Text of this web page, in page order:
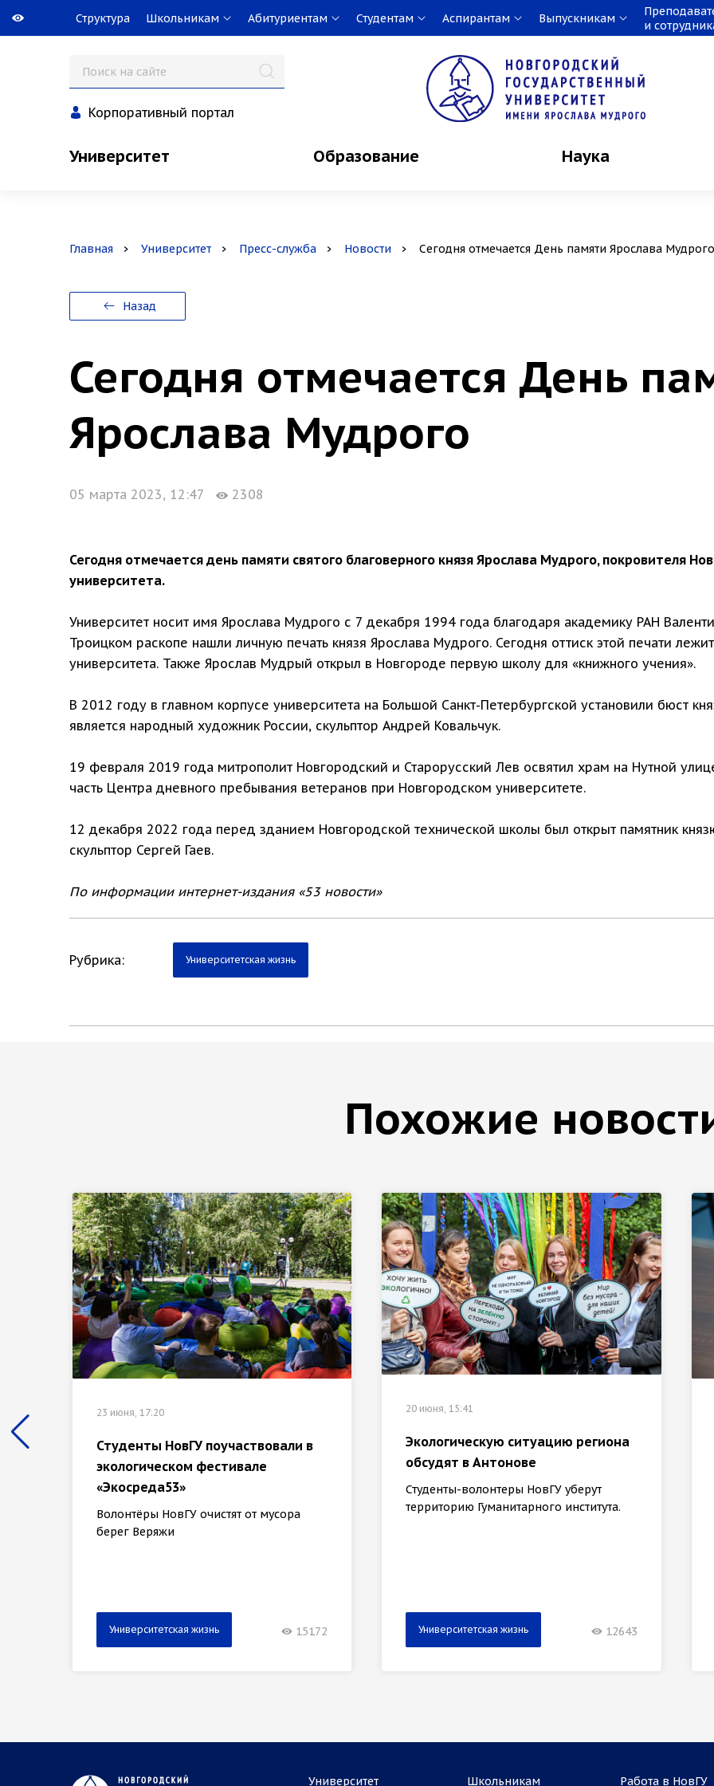
Структура Школьникам Абитуриентам Студентам Аспирантам Выпускникам
и
Корпоративный портал
Университет Образование Наука
Главная Университет Пресс-служба Новости Сегодня отмечается День памяти Ярослава Мудрого
Назад
Сегодня отмечается День
Ярослава Мудрого
05 марта 2023, 12:47 2308
Сегодня отмечается день памяти святого благоверного князя Ярослава Мудрого, покровителя
университета.
Университет носит имя Ярослава Мудрого с 7 декабря 1994 года благодаря академику РАН
Троицком раскопе нашли личную печать князя Ярослава Мудрого. Сегодня оттиск этой печати
университета. Также Ярослав Мудрый открыл в Новгороде первую школу для «книжного учения».
В 2012 году в главном корпусе университета на Большой Санкт-Петербургской установили бюст
является народный художник России, скульптор Андрей Ковальчук.
19 февраля 2019 года митрополит Новгородский и Старорусский Лев освятил храм на Нутной
часть Центра дневного пребывания ветеранов при Новгородском университете.
12 декабря 2022 года перед зданием Новгородской технической школы был открыт памятник
скульптор Сергей Гаев.
По информации интернет-издания «53 новости»
Рубрика: Университетская жизнь
Похожие
23 июня, 17:20
Студенты НовГУ поучаствовали в
экологическом фестивале
«Экосреда53»
Волонтёры НовГУ очистят от мусора
берег Веряжи
Университетская жизнь 15172
20 июня, 15:41
Экологическую ситуацию региона
обсудят в Антонове
Студенты-волонтеры НовГУ уберут
территорию Гуманитарного института.
Университетская жизнь 12643
Университет Школьникам Работа в НовГУ